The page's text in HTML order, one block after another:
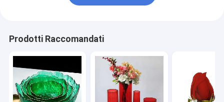
Prodotti Raccomandati